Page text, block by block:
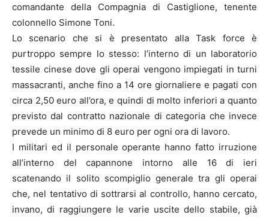
comandante della Compagnia di Castiglione, tenente
colonnello Simone Toni.
Lo scenario che si è presentato alla Task force è
purtroppo sempre lo stesso: l’interno di un laboratorio
tessile cinese dove gli operai vengono impiegati in turni
massacranti, anche fino a 14 ore giornaliere e pagati con
circa 2,50 euro all’ora, e quindi di molto inferiori a quanto
previsto dal contratto nazionale di categoria che invece
prevede un minimo di 8 euro per ogni ora di lavoro.
I militari ed il personale operante hanno fatto irruzione
all’interno del capannone intorno alle 16 di ieri
scatenando il solito scompiglio generale tra gli operai
che, nel tentativo di sottrarsi al controllo, hanno cercato,
invano, di raggiungere le varie uscite dello stabile, già